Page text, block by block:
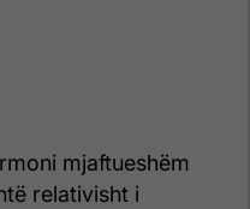
mjaftueshëm
relativisht i